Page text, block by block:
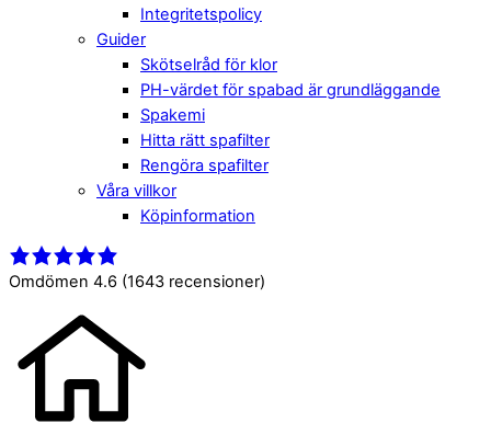
Integritetspolicy
Guider
Skötselråd för klor
PH-värdet för spabad är grundläggande
Spakemi
Hitta rätt spafilter
Rengöra spafilter
Våra villkor
Köpinformation
Close
Menu
Menu
Omdömen 4.6 (1643 recensioner)